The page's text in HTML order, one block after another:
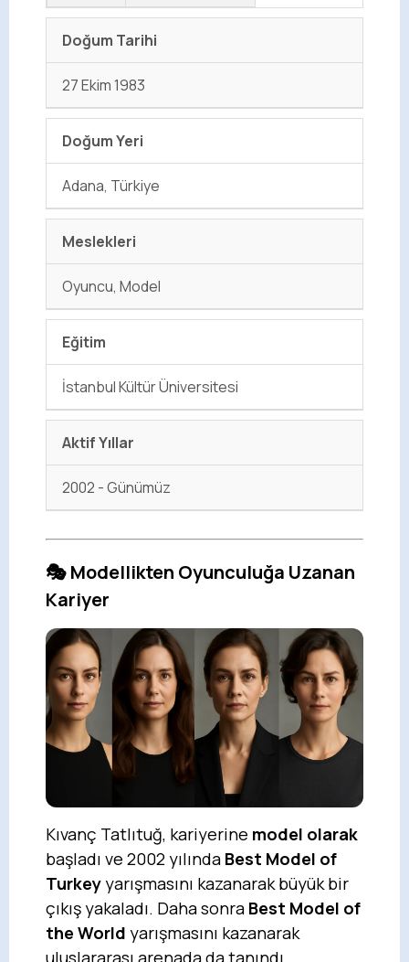
Doğum Tarihi
27 Ekim 1983
Doğum Yeri
Adana, Türkiye
Meslekleri
Oyuncu, Model
Eğitim
İstanbul Kültür Üniversitesi
Aktif Yıllar
2002 - Günümüz
🎭 Modellikten Oyunculuğa Uzanan
Kariyer
Kıvanç Tatlıtuğ, kariyerine model olarak
başladı ve 2002 yılında Best Model of
Turkey yarışmasını kazanarak büyük bir
çıkış yakaladı. Daha sonra Best Model of
the World yarışmasını kazanarak
uluslararası arenada da tanındı.